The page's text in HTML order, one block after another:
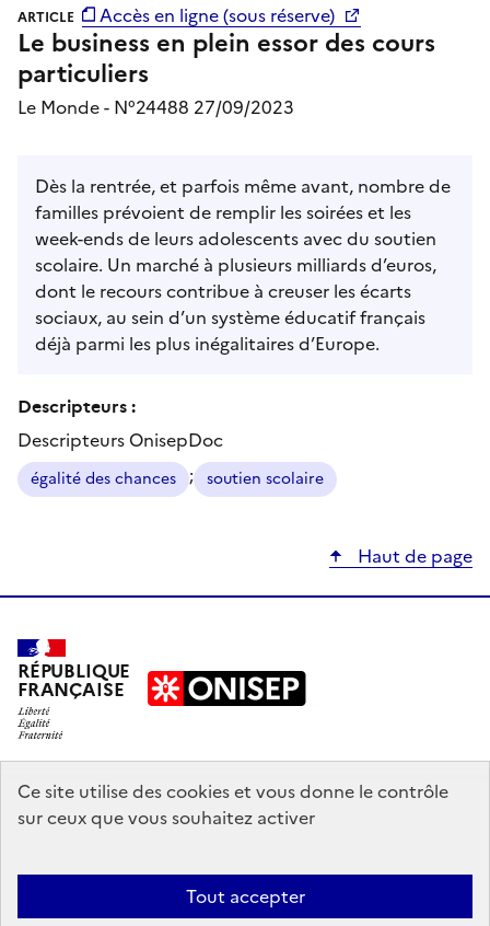
Ce site utilise des cookies et vous donne le contrôle
sur ceux que vous souhaitez activer
Tout accepter
Accès en ligne (sous réserve)
ARTICLE
Le business en plein essor des cours
particuliers
Le Monde - N°24488 27/09/2023
Dès la rentrée, et parfois même avant, nombre de
familles prévoient de remplir les soirées et les
week-ends de leurs adolescents avec du soutien
scolaire. Un marché à plusieurs milliards d’euros,
dont le recours contribue à creuser les écarts
sociaux, au sein d’un système éducatif français
déjà parmi les plus inégalitaires d’Europe.
Descripteurs :
Descripteurs OnisepDoc
égalité des chances ; soutien scolaire
Haut de page
RÉPUBLIQUE
FRANÇAISE
education.gouv.fr
enseignementsup-recherche.gouv.fr